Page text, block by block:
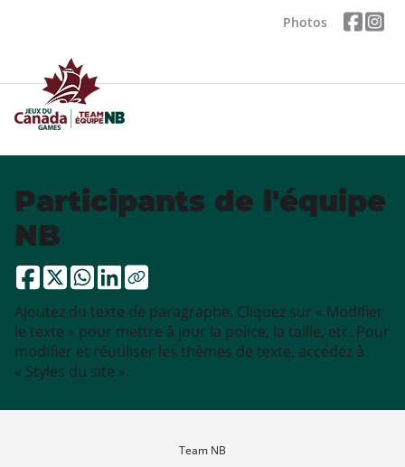
Photos
Participants de l'équipe
NB
Ajoutez du texte de paragraphe. Cliquez sur « Modifier
le texte » pour mettre à jour la police, la taille, etc. Pour
modifier et réutiliser les thèmes de texte, accédez à
« Styles du site ».
Team NB